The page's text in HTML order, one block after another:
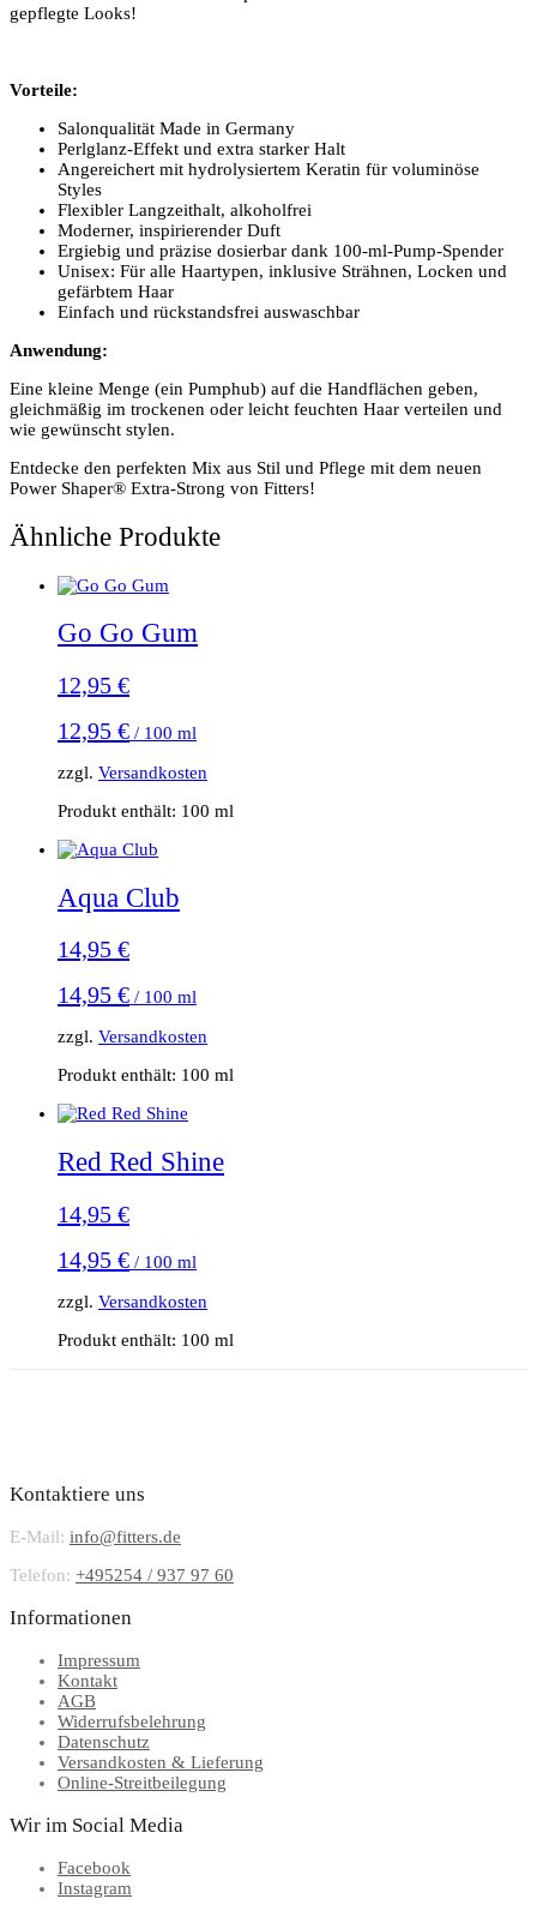
gepflegte Looks!
Vorteile:
Salonqualität Made in Germany
Perlglanz-Effekt und extra starker Halt
Angereichert mit hydrolysiertem Keratin für voluminöse
Styles
Flexibler Langzeithalt, alkoholfrei
Moderner, inspirierender Duft
Ergiebig und präzise dosierbar dank 100-ml-Pump-Spender
Unisex: Für alle Haartypen, inklusive Strähnen, Locken und
gefärbtem Haar
Einfach und rückstandsfrei auswaschbar
Anwendung:
Eine kleine Menge (ein Pumphub) auf die Handflächen geben,
gleichmäßig im trockenen oder leicht feuchten Haar verteilen und
wie gewünscht stylen.
Entdecke den perfekten Mix aus Stil und Pflege mit dem neuen
Power Shaper® Extra-Strong von Fitters!
Ähnliche Produkte
Go Go Gum
12,95 €
12,95 € / 100 ml
zzgl. Versandkosten
Produkt enthält: 100 ml
Aqua Club
14,95 €
14,95 € / 100 ml
zzgl. Versandkosten
Produkt enthält: 100 ml
Red Red Shine
14,95 €
14,95 € / 100 ml
zzgl. Versandkosten
Produkt enthält: 100 ml
Kontaktiere uns
E-Mail: info@fitters.de
Telefon: +495254 / 937 97 60
Informationen
Impressum
Kontakt
AGB
Widerrufsbelehrung
Datenschutz
Versandkosten & Lieferung
Online-Streitbeilegung
Wir im Social Media
Facebook
Instagram